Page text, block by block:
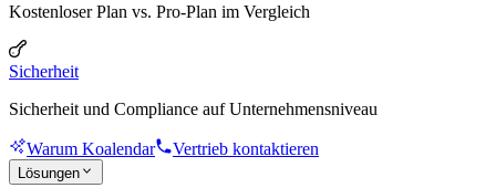
Kostenloser Plan vs. Pro-Plan im Vergleich
Sicherheit
Sicherheit und Compliance auf Unternehmensniveau
Warum Koalendar Vertrieb kontaktieren
Lösungen